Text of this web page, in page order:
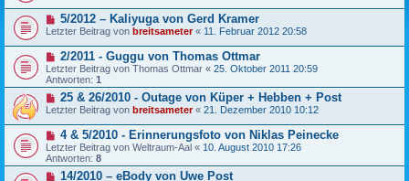
5/2012 – Kaliyuga von Gerd Kramer
Letzter Beitrag von breitsameter« 11. Februar 2012 20:58
2/2011 - Guggu von Thomas Ottmar
Letzter Beitrag von Thomas Ottmar « 25. Oktober 2011 20:59
Antworten: 1
25 & 26/2010 - Outage von Küper + Hebben + Post
Letzter Beitrag von breitsameter« 21. Dezember 2010 10:12
4 & 5/2010 - Erinnerungsfoto von Niklas Peinecke
Letzter Beitrag von Weltraum-Aal « 10. August 2010 17:26
Antworten: 8
14/2010 – eBody von Uwe Post